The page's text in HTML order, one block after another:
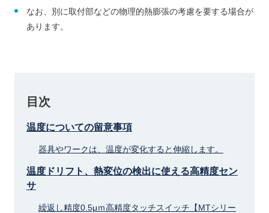
なお、別に取付部などの物理的熱膨張の考慮を要する場合が
あります。
目次
温度についての留意事項
器具やワークは、温度が変化すると伸縮します。
温度ドリフト、熱変位の検出に使える高精度セン
サ
繰返し精度0.5μｍ高精度タッチスイッチ【MTシリー